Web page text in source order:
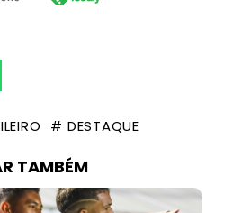
# DESTAQUE
TAMBÉM